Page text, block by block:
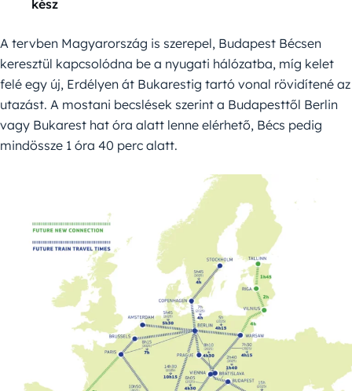
kész
A tervben Magyarország is szerepel, Budapest Bécsen
keresztül kapcsolódna be a nyugati hálózatba, míg kelet
felé egy új, Erdélyen át Bukarestig tartó vonal rövidítené az
utazást. A mostani becslések szerint a Budapesttől Berlin
vagy Bukarest hat óra alatt lenne elérhető, Bécs pedig
mindössze 1 óra 40 perc alatt.